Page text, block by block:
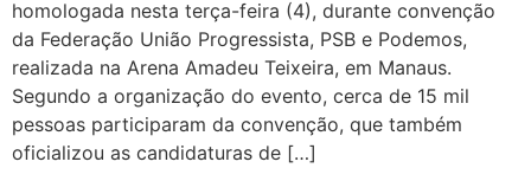
homologada nesta terça-feira (4), durante convenção
da Federação União Progressista, PSB e Podemos,
realizada na Arena Amadeu Teixeira, em Manaus.
Segundo a organização do evento, cerca de 15 mil
pessoas participaram da convenção, que também
oficializou as candidaturas de […]